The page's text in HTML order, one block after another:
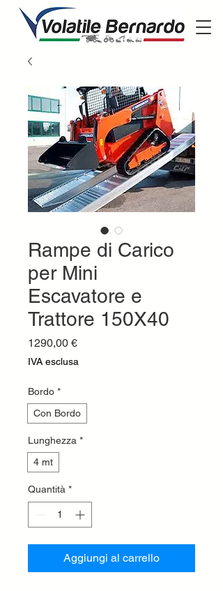
Rampe di Carico
per Mini
Escavatore e
Trattore 150X40
1290,00 €Prezzo
IVA esclusa
Bordo *
Con Bordo
Lunghezza *
4 mt
Quantità *
Aggiungi al carrello